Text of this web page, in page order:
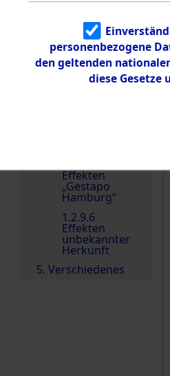
Effekten aus
dem KZ
Neuengamm
e
Dokument
Effekten
„Gestapo
Hamburg“
1.2.9.6
Effekten
unbekannter
Herkunft
5. Verschiedenes
personenbezogene
den geltenden
diese Gesetze